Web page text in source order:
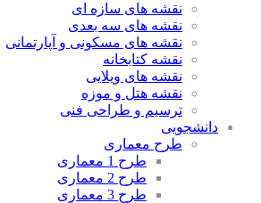
نقشه های سازه ای
نقشه های سه بعدی
نقشه های مسکونی و آپارتمانی
نقشه کتابخانه
نقشه های ویلایی
نقشه هتل و موزه
ترسیم و طراحی فنی
طرح معماری